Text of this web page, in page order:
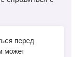
перед
может